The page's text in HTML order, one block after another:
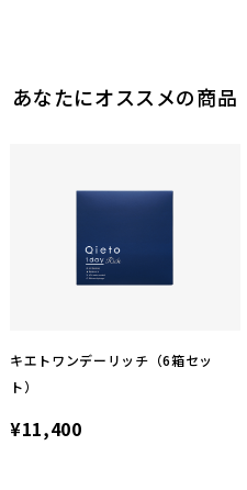
あなたにオススメの商品
キエトワンデーリッチ（6箱セッ
ト）
¥11,400